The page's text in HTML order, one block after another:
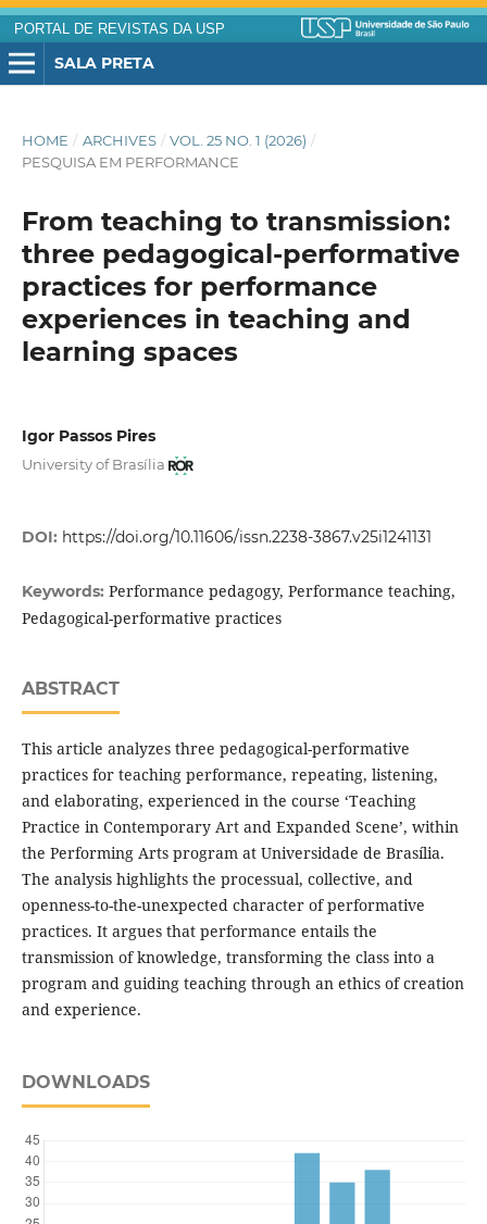
PORTAL DE REVISTAS DA USP
SALA PRETA
HOME / ARCHIVES / VOL. 25 NO. 1 (2026) /
PESQUISA EM PERFORMANCE
From teaching to transmission:
three pedagogical-performative
practices for performance
experiences in teaching and
learning spaces
Igor Passos Pires
University of Brasília
DOI: https://doi.org/10.11606/issn.2238-3867.v25i1241131
Keywords: Performance pedagogy, Performance teaching,
Pedagogical-performative practices
ABSTRACT
This article analyzes three pedagogical-performative
practices for teaching performance, repeating, listening,
and elaborating, experienced in the course ‘Teaching
Practice in Contemporary Art and Expanded Scene’, within
the Performing Arts program at Universidade de Brasília.
The analysis highlights the processual, collective, and
openness-to-the-unexpected character of performative
practices. It argues that performance entails the
transmission of knowledge, transforming the class into a
program and guiding teaching through an ethics of creation
and experience.
DOWNLOADS